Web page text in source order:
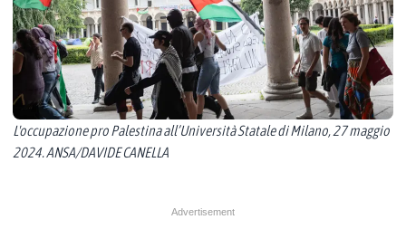
L'occupazione pro Palestina all’Università Statale di Milano, 27 maggio
2024. ANSA/DAVIDE CANELLA